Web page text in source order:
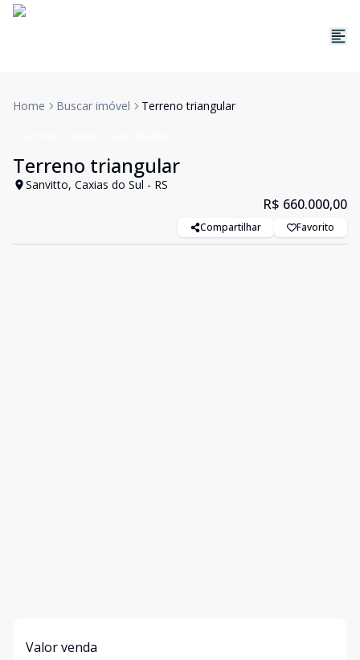
Home Buscar imóvel Terreno triangular
Terreno triangular
Sanvitto, Caxias do Sul - RS
R$ 660.000,00
Compartilhar Favorito
Valor venda